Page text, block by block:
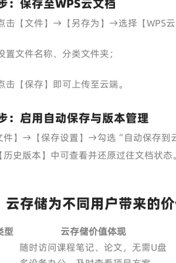
：保存至WPS云文档
击【文件】→【另存为】→选择【WPS云
置文件名称、分类文件夹；
击【保存】即可上传至云端。
：启用自动保存与版本管理
件】→【保存设置】→勾选“自动保存到
历史版本】中可查看并还原过往文档状态。
云存储为不同用户带来的
型
云存储价值体现
随时访问课程笔记、论文，无需U盘